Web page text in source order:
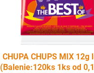
CHUPA CHUPS MIX 12g
(Balenie:120ks 1ks od